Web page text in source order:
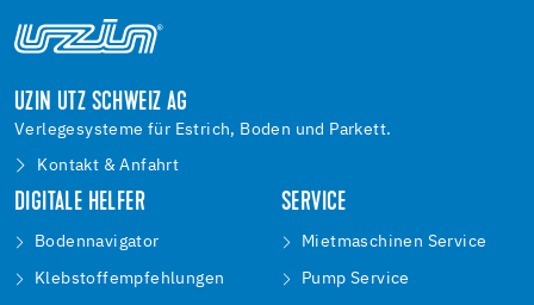
UZIN UTZ SCHWEIZ AG
Verlegesysteme für Estrich, Boden und Parkett.
Kontakt & Anfahrt
DIGITALE HELFER
Bodennavigator
Klebstoffempfehlungen
SERVICE
Mietmaschinen Service
Pump Service